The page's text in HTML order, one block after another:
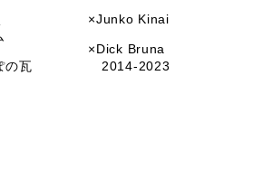
の瓦
×Junko Kinai
×Dick Bruna
2014-2023